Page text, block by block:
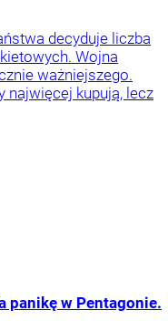
decyduje liczba
Wojna
ważniejszego.
najwięcej kupują, lecz
panikę w Pentagonie.